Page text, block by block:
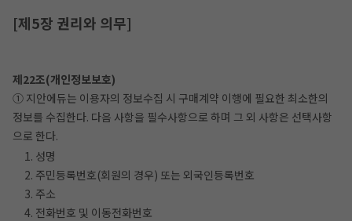
[제5장 권리와 의무]
제22조(개인정보보호)
① 지안에듀는 이용자의 정보수집 시 구매계약 이행에 필요한 최소한의
정보를 수집한다. 다음 사항을 필수사항으로 하며 그 외 사항은 선택사항
으로 한다.
1. 성명
2. 주민등록번호(회원의 경우) 또는 외국인등록번호
3. 주소
4. 전화번호 및 이동전화번호